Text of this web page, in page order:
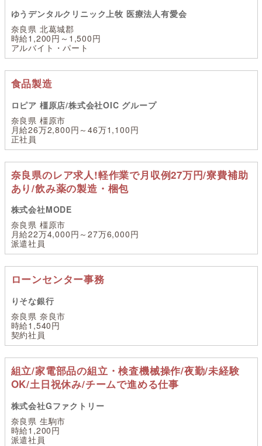
ゆうデンタルクリニック上牧 医療法人有愛会
奈良県 北葛城郡
時給1,200円～1,500円
アルバイト・パート
食品製造
ロピア 橿原店/株式会社OIC グループ
奈良県 橿原市
月給26万2,800円～46万1,100円
正社員
奈良県のレア求人!軽作業で月収例27万円/寮費補助
あり/飲み薬の製造・梱包
株式会社MODE
奈良県 橿原市
月給22万4,000円～27万6,000円
派遣社員
ローンセンター事務
りそな銀行
奈良県 奈良市
時給1,540円
契約社員
組立/家電部品の組立・検査機械操作/夜勤/未経験
OK/土日祝休み/チームで進める仕事
株式会社Gファクトリー
奈良県 生駒市
時給1,200円
派遣社員